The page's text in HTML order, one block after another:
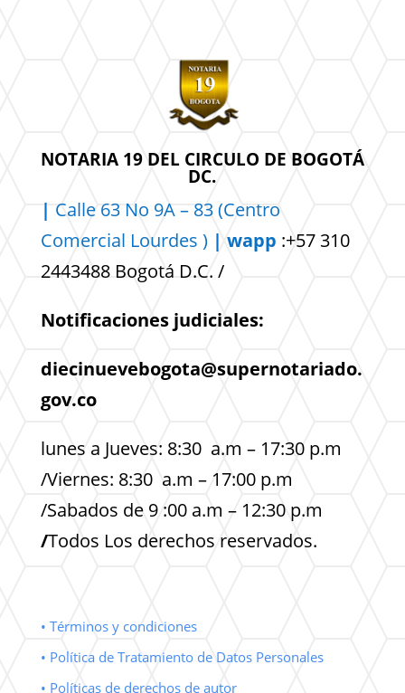
NOTARIA 19 DEL CIRCULO DE BOGOTÁ
DC.
| Calle 63 No 9A – 83 (Centro
Comercial Lourdes ) | wapp :+57 310
2443488 Bogotá D.C. /
Notificaciones judiciales:
diecinuevebogota@supernotariado.
gov.co
lunes a Jueves: 8:30 a.m – 17:30 p.m
/Viernes: 8:30 a.m – 17:00 p.m
/Sabados de 9 :00 a.m – 12:30 p.m
/Todos Los derechos reservados.
• Términos y condiciones
• Política de Tratamiento de Datos Personales
• Políticas de derechos de autor